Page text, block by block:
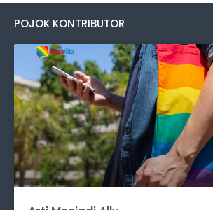
POJOK KONTRIBUTOR